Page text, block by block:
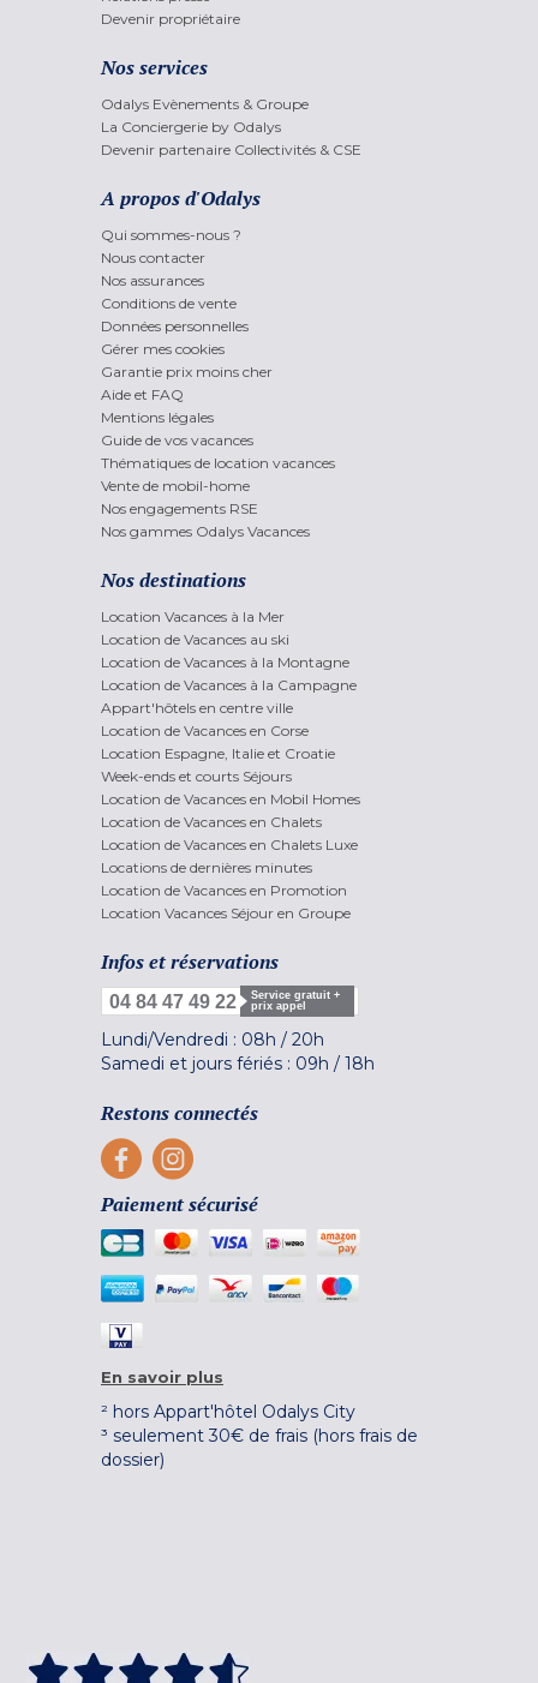
Devenir propriétaire
Nos services
Odalys Evènements & Groupe
La Conciergerie by Odalys
Devenir partenaire Collectivités & CSE
A propos d'Odalys
Qui sommes-nous ?
Nous contacter
Nos assurances
Conditions de vente
Données personnelles
Gérer mes cookies
Garantie prix moins cher
Aide et FAQ
Mentions légales
Guide de vos vacances
Thématiques de location vacances
Vente de mobil-home
Nos engagements RSE
Nos gammes Odalys Vacances
Nos destinations
Location Vacances à la Mer
Location de Vacances au ski
Location de Vacances à la Montagne
Location de Vacances à la Campagne
Appart'hôtels en centre ville
Location de Vacances en Corse
Location Espagne, Italie et Croatie
Week-ends et courts Séjours
Location de Vacances en Mobil Homes
Location de Vacances en Chalets
Location de Vacances en Chalets Luxe
Locations de dernières minutes
Location de Vacances en Promotion
Location Vacances Séjour en Groupe
Infos et réservations
04 84 47 49 22
Service gratuit +
prix appel
Lundi/Vendredi : 08h / 20h
Samedi et jours fériés : 09h / 18h
Restons connectés
Paiement sécurisé
En savoir plus
² hors Appart'hôtel Odalys City
³ seulement 30€ de frais (hors frais de
dossier)